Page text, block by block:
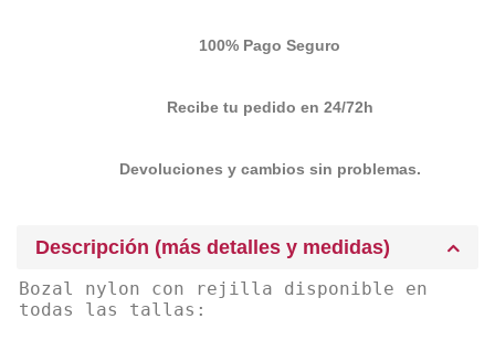
100% Pago Seguro
Recibe tu pedido en 24/72h
Devoluciones y cambios sin problemas.
Descripción (más detalles y medidas)
Bozal nylon con rejilla disponible en
todas las tallas: